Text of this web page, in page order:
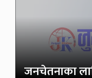
जनचेतनाका